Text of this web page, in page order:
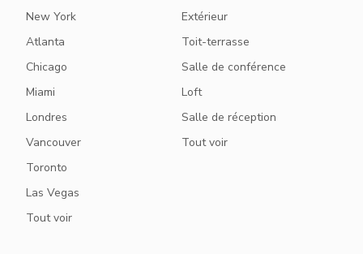
New York
Atlanta
Chicago
Miami
Londres
Vancouver
Toronto
Las Vegas
Tout voir
Extérieur
Toit-terrasse
Salle de conférence
Loft
Salle de réception
Tout voir